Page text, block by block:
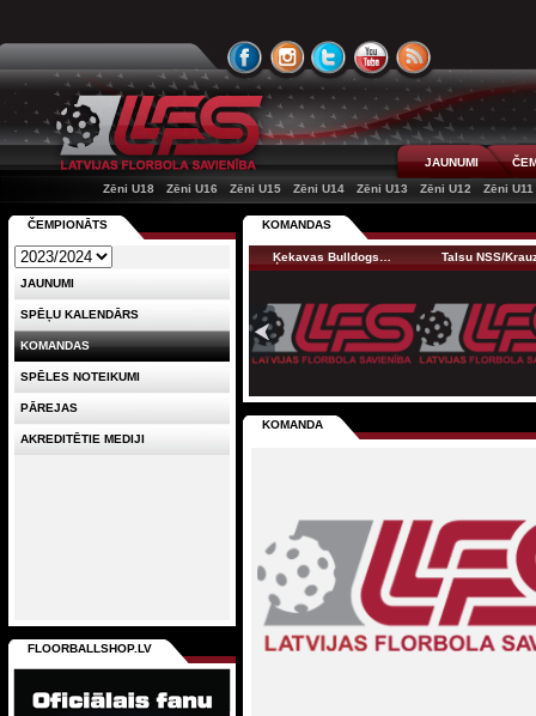
JAUNUMI
Zēni U18
Zēni U16 Zēni U15 Zēni U14 Zēni U13 Zēni U12 Zēni U11
KOMANDAS
Ķekavas Bulldogs… Talsu NSS/
KOMANDA
ČEMPIONĀTS
JAUNUMI
SPĒĻU KALENDĀRS
KOMANDAS
SPĒLES NOTEIKUMI
PĀREJAS
AKREDITĒTIE MEDIJI
FLOORBALLSHOP.LV